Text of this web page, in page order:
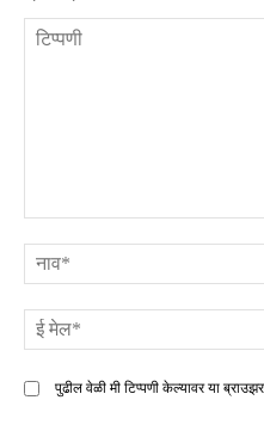
पुढील वेळी मी टिप्पणी केल्यावर या